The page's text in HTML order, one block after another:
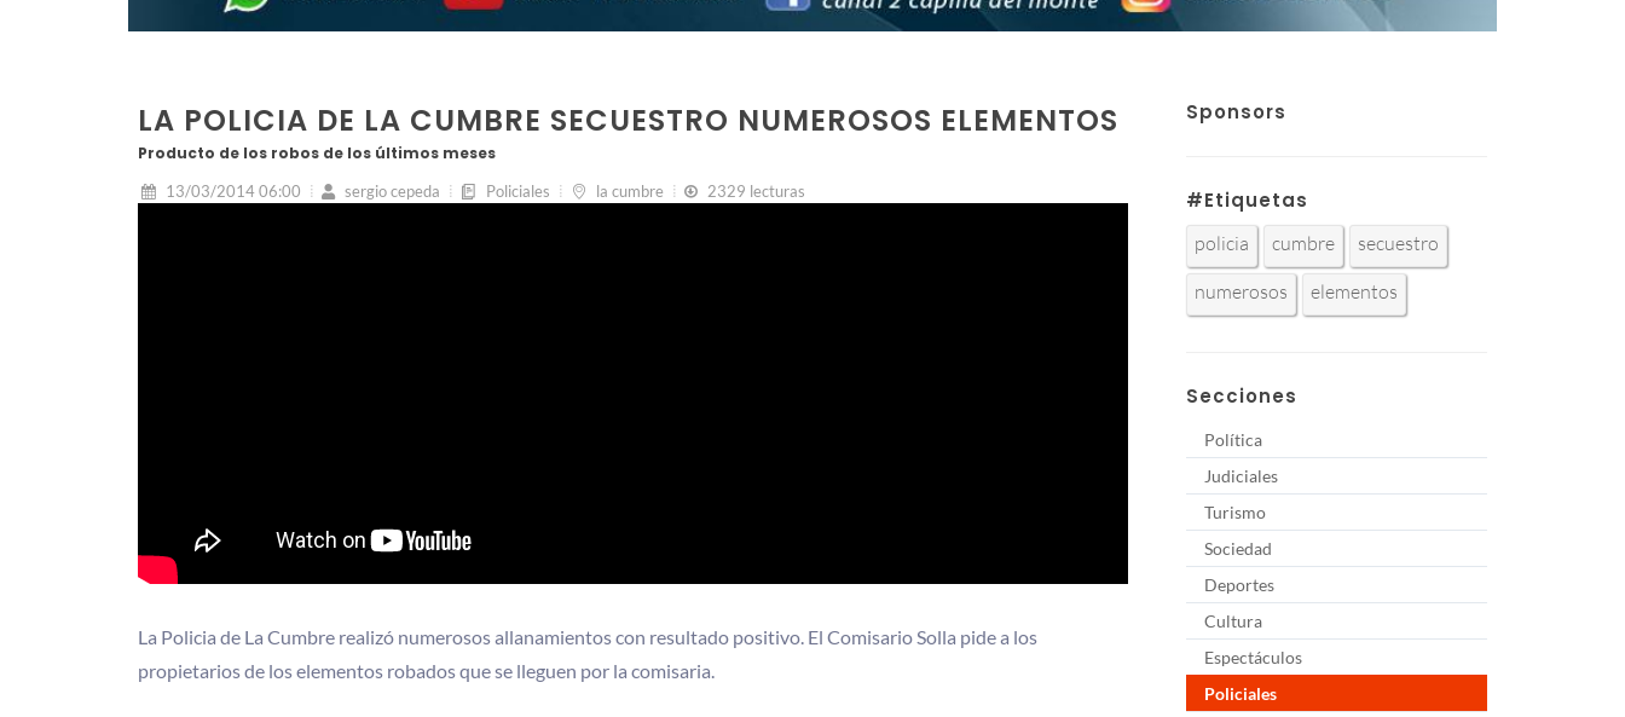
LA POLICIA DE LA CUMBRE SECUESTRO NUMEROSOS ELEMENTOS
Producto de los robos de los últimos meses
13/03/2014 06:00 sergio cepeda Policiales la cumbre 2329 lecturas
La Policia de La Cumbre realizó numerosos allanamientos con resultado positivo. El Comisario Solla pide a los
propietarios de los elementos robados que se lleguen por la comisaria.
Sponsors
#Etiquetas
policia cumbre
secuestro
numerosos
elementos
Secciones
Política
Judiciales
Turismo
Sociedad
Deportes
Cultura
Espectáculos
Policiales